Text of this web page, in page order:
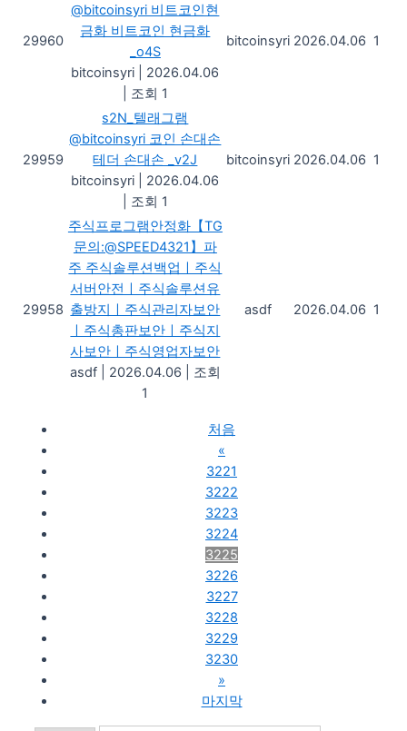
29960
@bitcoinsyri 비트코인현
금화 비트코인 현금화
_o4S
bitcoinsyri
2026.04.06
조회 1
bitcoinsyri 2026.04.06 1
29959
s2N_텔래그램
@bitcoinsyri 코인 손대손
테더 손대손 _v2J
bitcoinsyri
2026.04.06
조회 1
bitcoinsyri 2026.04.06 1
29958
주식프로그램안정화【TG
문의:@SPEED4321】파
주 주식솔루션백업ㅣ주식
서버안전ㅣ주식솔루션유
출방지ㅣ주식관리자보안
ㅣ주식총판보안ㅣ주식지
사보안ㅣ주식영업자보안
asdf
2026.04.06
조회
1
asdf 2026.04.06 1
처음
«
3221
3222
3223
3224
3225
3226
3227
3228
3229
3230
»
마지막